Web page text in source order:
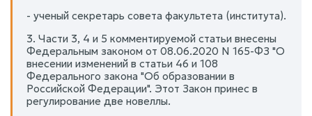
- ученый секретарь совета факультета (института).
3. Части 3, 4 и 5 комментируемой статьи внесены
Федеральным законом от 08.06.2020 N 165-ФЗ "О
внесении изменений в статьи 46 и 108
Федерального закона "Об образовании в
Российской Федерации". Этот Закон принес в
регулирование две новеллы.